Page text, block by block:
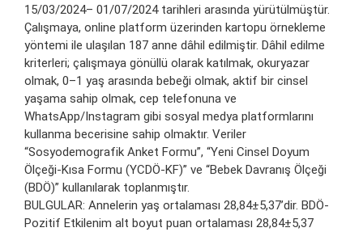
15/03/2024– 01/07/2024 tarihleri arasında yürütülmüştür.
Çalışmaya, online platform üzerinden kartopu örnekleme
yöntemi ile ulaşılan 187 anne dâhil edilmiştir. Dâhil edilme
kriterleri; çalışmaya gönüllü olarak katılmak, okuryazar
olmak, 0–1 yaş arasında bebeği olmak, aktif bir cinsel
yaşama sahip olmak, cep telefonuna ve
WhatsApp/Instagram gibi sosyal medya platformlarını
kullanma becerisine sahip olmaktır. Veriler
“Sosyodemografik Anket Formu”, “Yeni Cinsel Doyum
Ölçeği-Kısa Formu (YCDÖ-KF)” ve “Bebek Davranış Ölçeği
(BDÖ)” kullanılarak toplanmıştır.
BULGULAR: Annelerin yaş ortalaması 28,84±5,37’dir. BDÖ-
Pozitif Etkilenim alt boyut puan ortalaması 28,84±5,37